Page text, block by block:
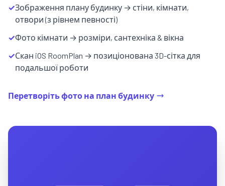
✓Зображення плану будинку → стіни, кімнати,
отвори (з рівнем певності)
✓Фото кімнати → розміри, сантехніка & вікна
✓Скан iOS RoomPlan → позиціонована 3D-сітка для
подальшої роботи
Перетворіть фото на план будинку